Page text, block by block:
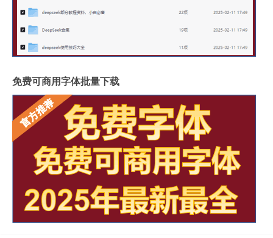
免费可商用字体批量下载